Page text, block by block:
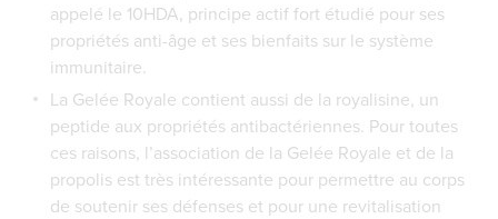
appelé le 10HDA, principe actif fort étudié pour ses
propriétés anti-âge et ses bienfaits sur le système
immunitaire.
La Gelée Royale contient aussi de la royalisine, un
peptide aux propriétés antibactériennes. Pour toutes
ces raisons, l’association de la Gelée Royale et de la
propolis est très intéressante pour permettre au corps
de soutenir ses défenses et pour une revitalisation